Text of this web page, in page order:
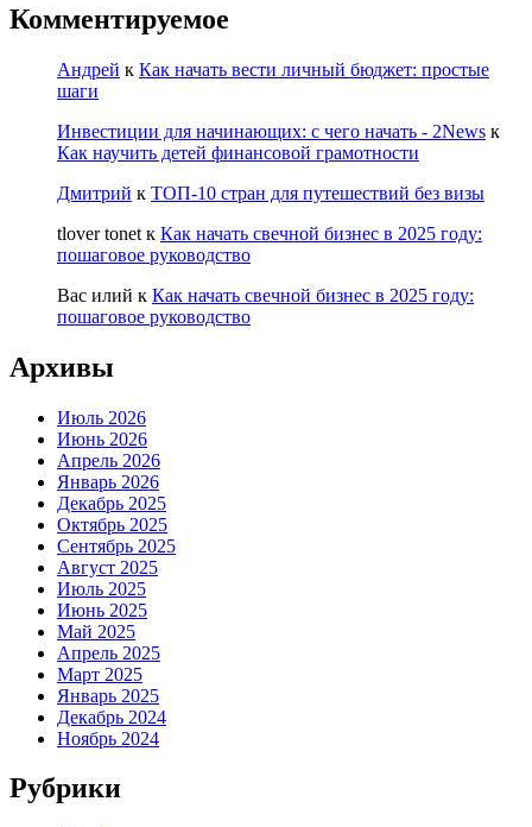
Комментируемое
Андрей к Как начать вести личный бюджет: простые
шаги
Инвестиции для начинающих: с чего начать - 2News к
Как научить детей финансовой грамотности
Дмитрий к ТОП-10 стран для путешествий без визы
tlover tonet к Как начать свечной бизнес в 2025 году:
пошаговое руководство
Вас илий к Как начать свечной бизнес в 2025 году:
пошаговое руководство
Архивы
Июль 2026
Июнь 2026
Апрель 2026
Январь 2026
Декабрь 2025
Октябрь 2025
Сентябрь 2025
Август 2025
Июль 2025
Июнь 2025
Май 2025
Апрель 2025
Март 2025
Январь 2025
Декабрь 2024
Ноябрь 2024
Рубрики